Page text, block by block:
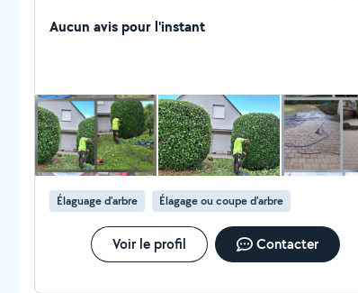
petit travaux extérieure maçonnerie divers, pose de
Aucun avis pour l'instant
Élaguage d'arbre Élagage ou coupe d'arbre
Voir le profil Contacter